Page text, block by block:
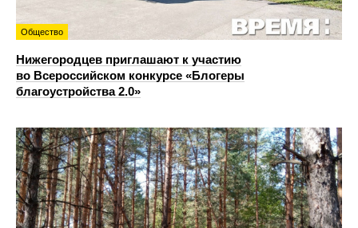
Общество
Нижегородцев приглашают к участию
во Всероссийском конкурсе «Блогеры
благоустройства 2.0»